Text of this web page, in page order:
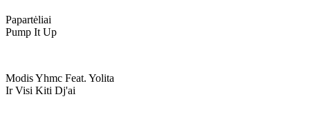
Papartėliai
Pump It Up
Modis Yhmc Feat. Yolita
Ir Visi Kiti Dj'ai